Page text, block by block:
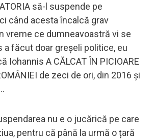
să-l suspende pe
când acesta încalcă grav
vreme ce dumneavoastră vi se
a făcut doar greșeli politice, eu
Iohannis A CĂLCAT ÎN PICIOARE
de zeci de ori, din 2016 și
nu e o jucărică pe care
pentru că până la urmă o țară